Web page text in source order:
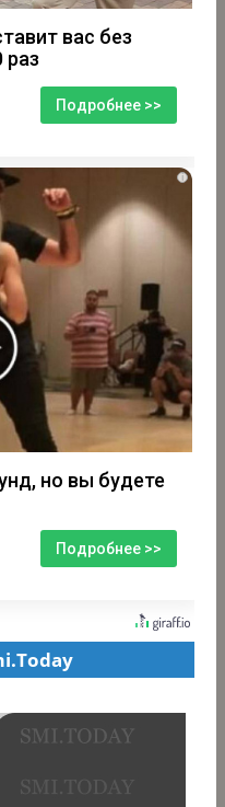
вас без
раз
Подробнее >>
i
но вы будете
Подробнее >>